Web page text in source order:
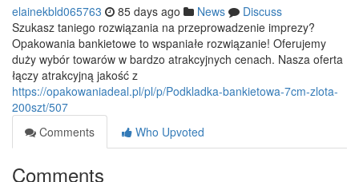
elainekbld065763 85 days ago News
Discuss
Szukasz taniego rozwiązania na przeprowadzenie imprezy?
Opakowania bankietowe to wspaniałe rozwiązanie! Oferujemy
duży wybór towarów w bardzo atrakcyjnych cenach. Nasza oferta
łączy atrakcyjną jakość z
https://opakowaniadeal.pl/pl/p/Podkladka-bankietowa-7cm-zlota-
200szt/507
Comments
Who Upvoted
Comments